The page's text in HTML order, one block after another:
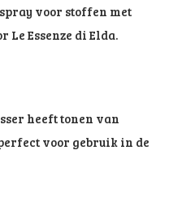
voor stoffen met
Le Essenze di Elda.
heeft tonen van
voor gebruik in de